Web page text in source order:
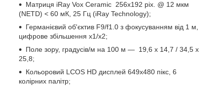
Матриця iRay Vox Ceramic 256х192 pix. @ 12 мкм
(NETD) < 60 мК, 25 Гц (iRay Technology);
Германієвий об'єктив F9/f1.0 з фокусуванням від 1 м,
цифрове збільшення х1/х2;
Поле зору, градусів/м на 100 м — 19,6 х 14,7 / 34,5 х
25,8;
Кольоровий LCOS HD дисплей 649x480 пікс, 6
колірних палітр;